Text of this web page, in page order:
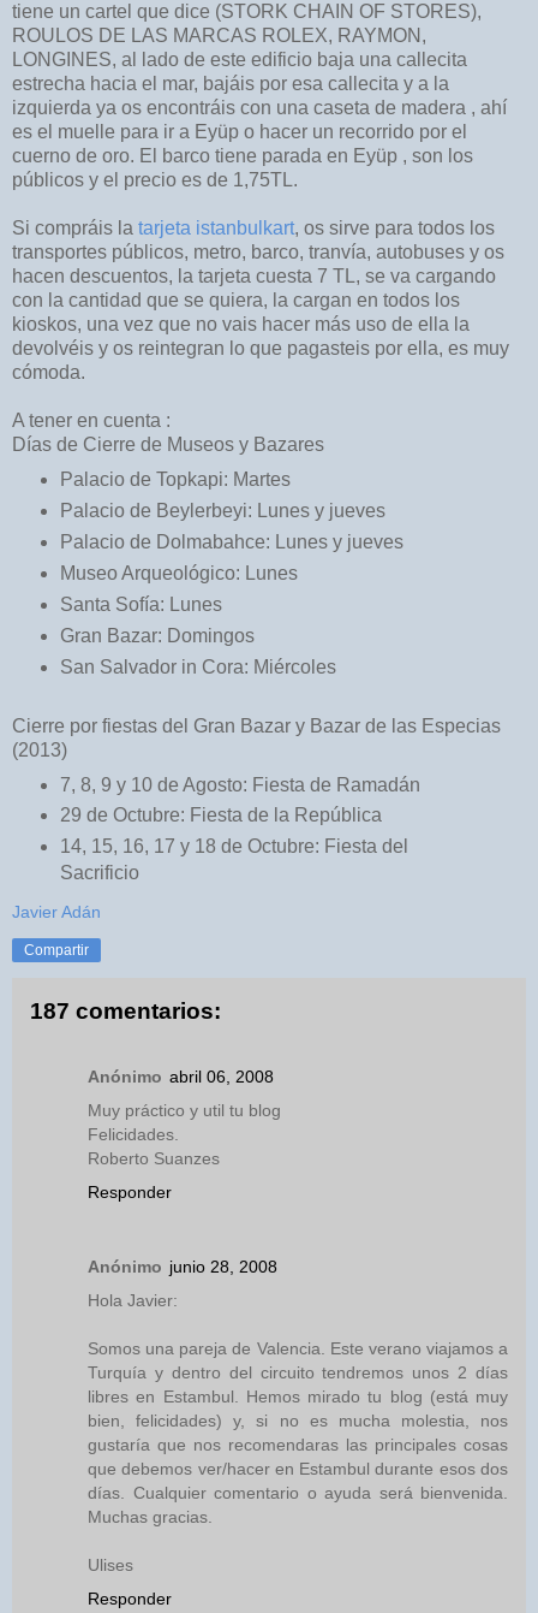
tiene un cartel que dice (STORK CHAIN OF STORES),
ROULOS DE LAS MARCAS ROLEX, RAYMON,
LONGINES, al lado de este edificio baja una callecita
estrecha hacia el mar, bajáis por esa callecita y a la
izquierda ya os encontráis con una caseta de madera , ahí
es el muelle para ir a Eyüp o hacer un recorrido por el
cuerno de oro. El barco tiene parada en Eyüp , son los
públicos y el precio es de 1,75TL.
Si compráis la tarjeta istanbulkart, os sirve para todos los
transportes públicos, metro, barco, tranvía, autobuses y os
hacen descuentos, la tarjeta cuesta 7 TL, se va cargando
con la cantidad que se quiera, la cargan en todos los
kioskos, una vez que no vais hacer más uso de ella la
devolvéis y os reintegran lo que pagasteis por ella, es muy
cómoda.
A tener en cuenta :
Días de Cierre de Museos y Bazares
Palacio de Topkapi: Martes
Palacio de Beylerbeyi: Lunes y jueves
Palacio de Dolmabahce: Lunes y jueves
Museo Arqueológico: Lunes
Santa Sofía: Lunes
Gran Bazar: Domingos
San Salvador in Cora: Miércoles
Cierre por fiestas del Gran Bazar y Bazar de las Especias
(2013)
7, 8, 9 y 10 de Agosto: Fiesta de Ramadán
29 de Octubre: Fiesta de la República
14, 15, 16, 17 y 18 de Octubre: Fiesta del
Sacrificio
Javier Adán
Compartir
187 comentarios:
Anónimo abril 06, 2008
Muy práctico y util tu blog
Felicidades.
Roberto Suanzes
Responder
Anónimo junio 28, 2008
Hola Javier:
Somos una pareja de Valencia. Este verano viajamos a
Turquía y dentro del circuito tendremos unos 2 días
libres en Estambul. Hemos mirado tu blog (está muy
bien, felicidades) y, si no es mucha molestia, nos
gustaría que nos recomendaras las principales cosas
que debemos ver/hacer en Estambul durante esos dos
días. Cualquier comentario o ayuda será bienvenida.
Muchas gracias.
Ulises
Responder